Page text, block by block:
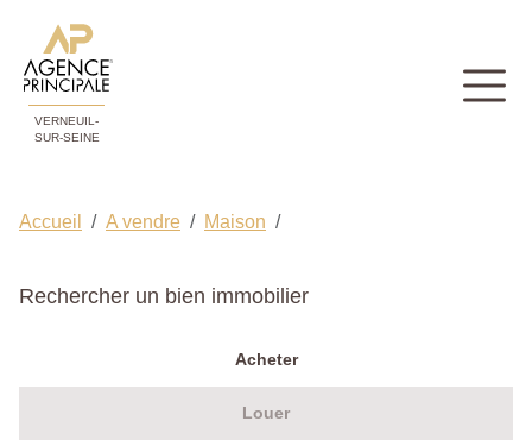
VERNEUIL-
SUR-SEINE
Accueil A vendre Maison
Rechercher un bien immobilier
Acheter
Louer